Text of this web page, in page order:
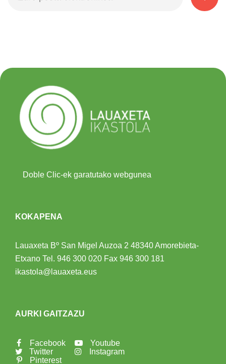
Doble Clic-ek garatutako webgunea
KOKAPENA
Lauaxeta Bº San Migel Auzoa 2 48340 Amorebieta-
Etxano Tel. 946 300 020 Fax 946 300 181
ikastola@lauaxeta.eus
AURKI GAITZAZU
Facebook
Twitter
Pinterest
Youtube
Instagram